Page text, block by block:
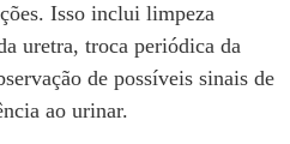
Isso inclui limpeza
uretra, troca periódica da
de possíveis sinais de
ao urinar.